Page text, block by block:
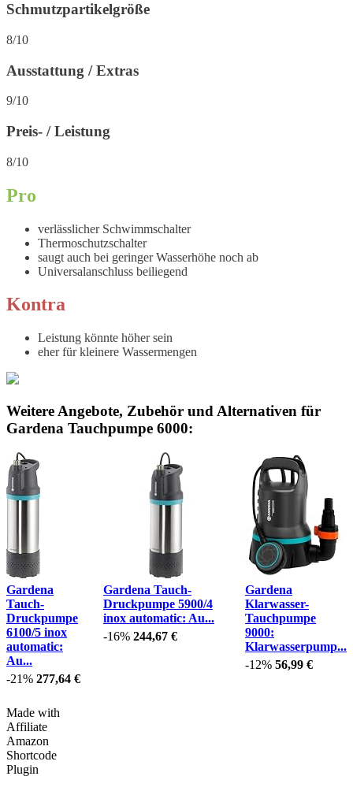
Schmutzpartikelgröße
8/10
Ausstattung / Extras
9/10
Preis- / Leistung
8/10
Pro
verlässlicher Schwimmschalter
Thermoschutzschalter
saugt auch bei geringer Wasserhöhe noch ab
Universalanschluss beiliegend
Kontra
Leistung könnte höher sein
eher für kleinere Wassermengen
Weitere Angebote, Zubehör und Alternativen für
Gardena Tauchpumpe 6000:
Gardena
Tauch-
Druckpumpe
6100/5 inox
automatic:
Au...
-21% 277,64 €
Gardena Tauch-
Druckpumpe 5900/4
inox automatic: Au...
-16% 244,67 €
Gardena
Klarwasser-
Tauchpumpe
9000:
Klarwasserpump...
-12% 56,99 €
Made with
Affiliate
Amazon
Shortcode
Plugin